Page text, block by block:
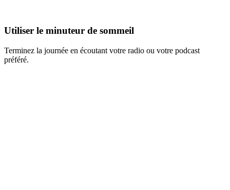
Utiliser le minuteur de sommeil
Terminez la journée en écoutant votre radio ou votre podcast
préféré.